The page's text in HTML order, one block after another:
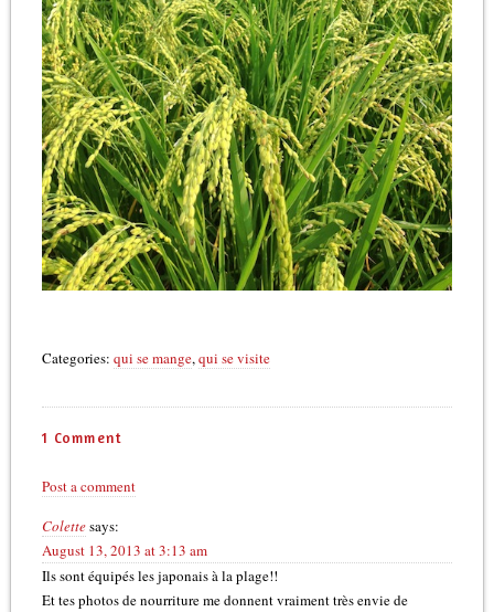
Categories: qui se mange, qui se visite
1 Comment
Post a comment
Colettesays:
August 13, 2013 at 3:13 am
Ils sont équipés les japonais à la plage!!
Et tes photos de nourriture me donnent vraiment très envie de